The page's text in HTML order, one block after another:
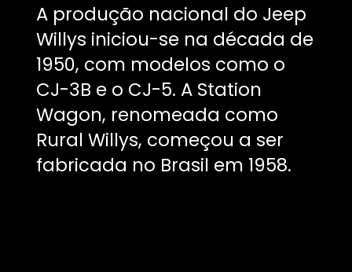
A produção nacional do Jeep
Willys iniciou-se na década de
1950, com modelos como o
CJ-3B e o CJ-5. A Station
Wagon, renomeada como
Rural Willys, começou a ser
fabricada no Brasil em 1958.